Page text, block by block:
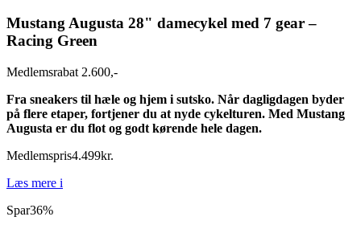
Mustang Augusta 28" damecykel med 7 gear –
Racing Green
Medlemsrabat 2.600,-
Fra sneakers til hæle og hjem i sutsko. Når dagligdagen byder
på flere etaper, fortjener du at nyde cykelturen. Med Mustang
Augusta er du flot og godt kørende hele dagen.
Medlemspris4.499kr.
Læs mere i
Spar36%